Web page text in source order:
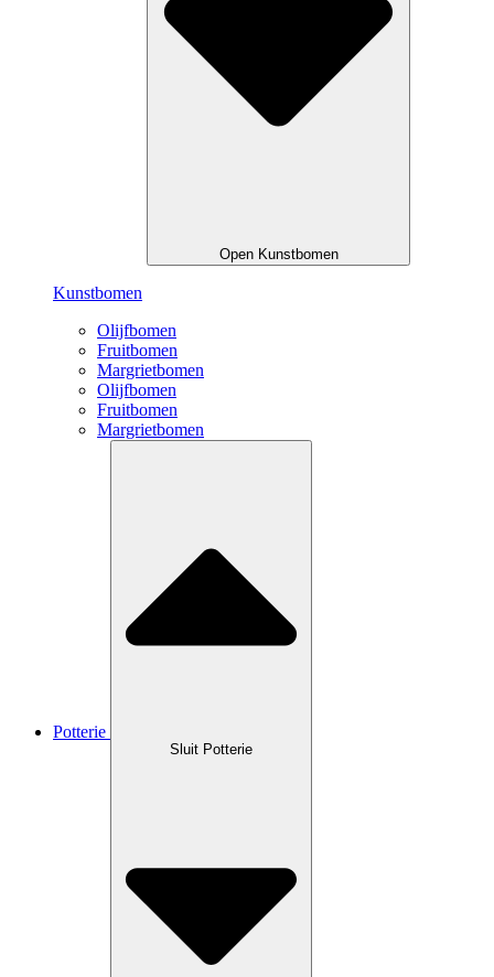
Open Kunstbomen
Kunstbomen
Olijfbomen
Fruitbomen
Margrietbomen
Olijfbomen
Fruitbomen
Margrietbomen
Potterie
Sluit Potterie